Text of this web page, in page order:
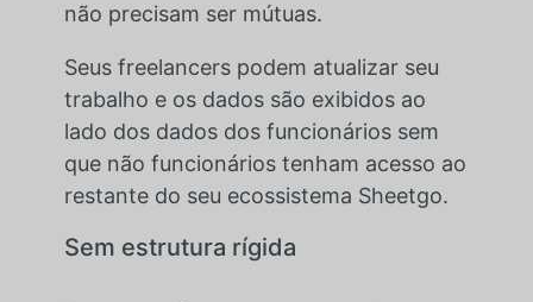
não precisam ser mútuas.
Seus freelancers podem atualizar seu
trabalho e os dados são exibidos ao
lado dos dados dos funcionários sem
que não funcionários tenham acesso ao
restante do seu ecossistema Sheetgo.
Sem estrutura rígida